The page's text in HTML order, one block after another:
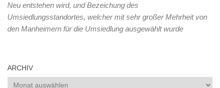
Neu entstehen wird, und Bezeichung des
Umsiedlungsstandortes, welcher mit sehr großer Mehrheit von
den Manheimern für die Umsiedlung ausgewählt wurde
ARCHIV
Archiv